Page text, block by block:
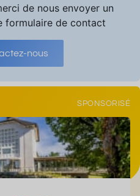
de nous envoyer un
formulaire de contact
nous
SPONSORISÉ